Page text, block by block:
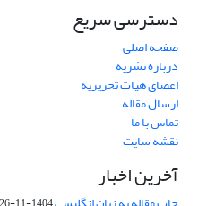
دسترسی سریع
صفحه اصلی
درباره نشریه
اعضای هیات تحریریه
ارسال مقاله
تماس با ما
نقشه سایت
آخرین اخبار